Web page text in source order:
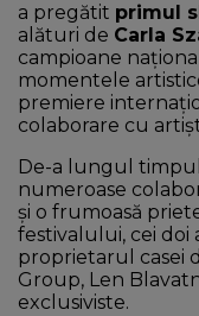
a pregătit primul
alături de Carla
campioane
momentele
premiere
colaborare cu
De-a lungul
numeroase
și o frumoasă
festivalului, cei doi
proprietarul casei
Group, Len
exclusiviste.